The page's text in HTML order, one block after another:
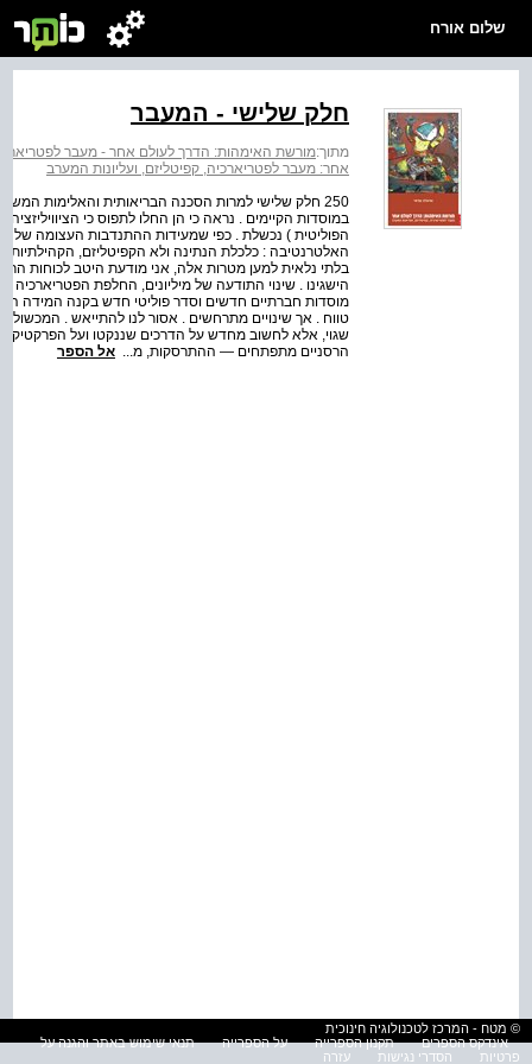
שלום אורח
חלק שלישי - המעבר
מתוך:מורשת האימהות: הדרך לעולם אחר - מעבר
אחר: מעבר לפטריארכיה, קפיטליזם, ועליונות המערב
250 חלק שלישי למרות הסכנה הבריאותית והאלימות
במוסדות הקיימים . נראה כי הן החלו לתפוס כי
הפוליטית ) נכשלת . כפי שמעידות ההתנדבות העצומה
האלטרנטיבה : כלכלת הנתינה ולא הקפיטליזם, הקהילתיות
בלתי נלאית למען מטרות אלה, אני מודעת היטב לכוחות
הישגינו . שינוי התודעה של מיליונים, החלפת
מוסדות חברתיים חדשים וסדר פוליטי חדש בקנה המידה
טווח . אך שינויים מתרחשים . אסור לנו להתייאש .
שגוי, אלא לחשוב מחדש על הדרכים שננקטו ועל
הרסניים מתפתחים — ההתרסקות, מ... אל הספר
© מטח - המרכז לטכנולוגיה חינוכית
אינדקס הספרים
תקנון הספרייה על הספרייה
תנאי שימוש באתר והגנה על
פרטיות
הסדרי נגישות עזרה